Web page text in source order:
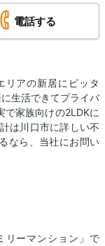
電話する
リアの新居にピッタ
生活できてプライバ
で家族向けの2LDKに
は川口市に詳しい不
なら、当社にお問い
リーマンション」で